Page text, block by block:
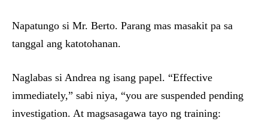
Napatungo si Mr. Berto. Parang mas masakit pa sa
tanggal ang katotohanan.
Naglabas si Andrea ng isang papel. “Effective
immediately,” sabi niya, “you are suspended pending
investigation. At magsasagawa tayo ng training: